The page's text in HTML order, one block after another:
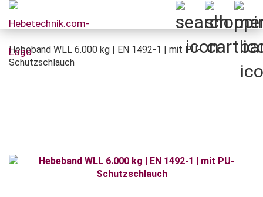
Hebeband WLL 6.000 kg | EN 1492-1 | mit PU-
Schutzschlauch